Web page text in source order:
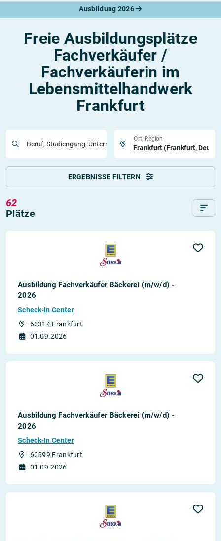
Ausbildung 2026
Freie Ausbildungsplätze
Fachverkäufer /
Fachverkäuferin im
Lebensmittelhandwerk
Frankfurt
Beruf, Studiengang, Unternehmen
Ort, Region
ERGEBNISSE FILTERN
62
Plätze
Ausbildung Fachverkäufer Bäckerei (m/w/d) -
2026
Scheck-In Center
60314 Frankfurt
01.09.2026
Ausbildung Fachverkäufer Bäckerei (m/w/d) -
2026
Scheck-In Center
60599 Frankfurt
01.09.2026